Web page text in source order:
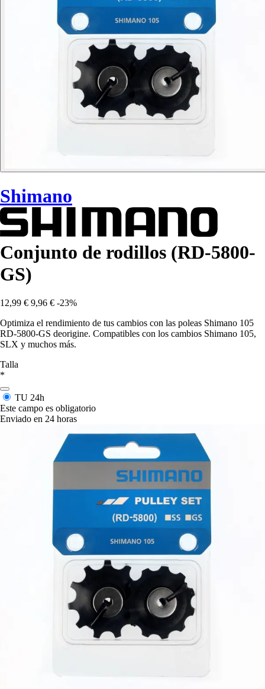
Shimano
Conjunto de rodillos (RD-5800-
GS)
12,99 € 9,96 € -23%
Optimiza el rendimiento de tus cambios con las poleas Shimano 105
RD-5800-GS deorigine. Compatibles con los cambios Shimano 105,
SLX y muchos más.
Talla
*
TU 24h
Este campo es obligatorio
Enviado en 24 horas